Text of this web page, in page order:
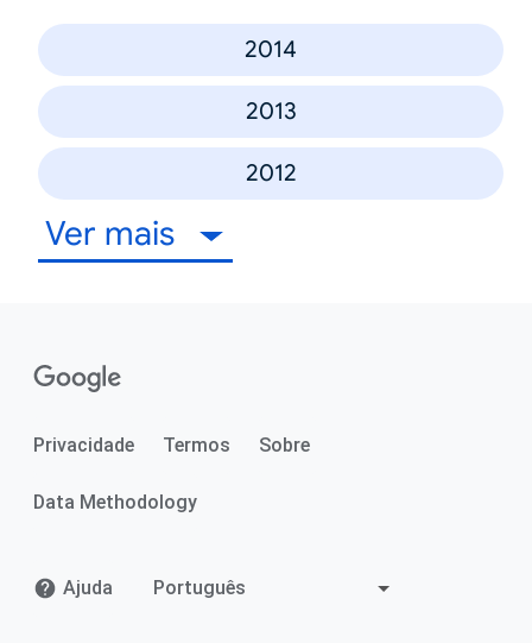
2014
2013
2012
Ver mais
Privacidade Termos Sobre
Data Methodology
Ajuda